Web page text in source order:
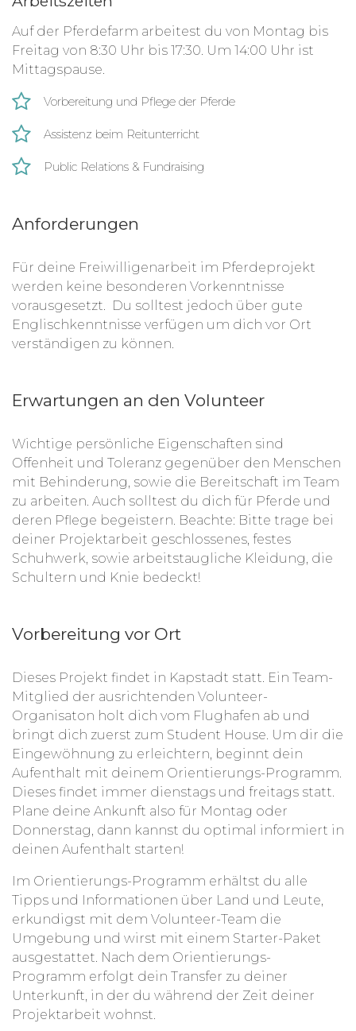
Auf der Pferdefarm arbeitest du von Montag bis
Freitag von 8:30 Uhr bis 17:30. Um 14:00 Uhr ist
Mittagspause.
Vorbereitung und Pflege der Pferde
Assistenz beim Reitunterricht
Public Relations & Fundraising
Anforderungen
Für deine Freiwilligenarbeit im Pferdeprojekt
werden keine besonderen Vorkenntnisse
vorausgesetzt. Du solltest jedoch über gute
Englischkenntnisse verfügen um dich vor Ort
verständigen zu können.
Erwartungen an den Volunteer
Wichtige persönliche Eigenschaften sind
Offenheit und Toleranz gegenüber den Menschen
mit Behinderung, sowie die Bereitschaft im Team
zu arbeiten. Auch solltest du dich für Pferde und
deren Pflege begeistern. Beachte: Bitte trage bei
deiner Projektarbeit geschlossenes, festes
Schuhwerk, sowie arbeitstaugliche Kleidung, die
Schultern und Knie bedeckt!
Vorbereitung vor Ort
Dieses Projekt findet in Kapstadt statt. Ein Team-
Mitglied der ausrichtenden Volunteer-
Organisaton holt dich vom Flughafen ab und
bringt dich zuerst zum Student House. Um dir die
Eingewöhnung zu erleichtern, beginnt dein
Aufenthalt mit deinem Orientierungs-Programm.
Dieses findet immer dienstags und freitags statt.
Plane deine Ankunft also für Montag oder
Donnerstag, dann kannst du optimal informiert in
deinen Aufenthalt starten!
Im Orientierungs-Programm erhältst du alle
Tipps und Informationen über Land und Leute,
erkundigst mit dem Volunteer-Team die
Umgebung und wirst mit einem Starter-Paket
ausgestattet. Nach dem Orientierungs-
Programm erfolgt dein Transfer zu deiner
Unterkunft, in der du während der Zeit deiner
Projektarbeit wohnst.